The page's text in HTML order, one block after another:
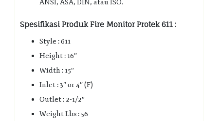
ANSI, ASA, DIN, atau ISO.
Spesifikasi Produk Fire Monitor Protek 611 :
Style : 611
Height : 16″
Width : 15″
Inlet : 3″ or 4″ (F)
Outlet : 2-1/2″
Weight Lbs : 56